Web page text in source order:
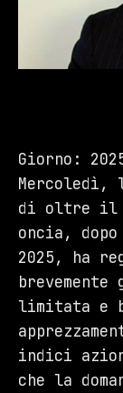
Giorno:
Mercoledì,
di oltre il
oncia,
2025, ha
limitata e
indici
che la